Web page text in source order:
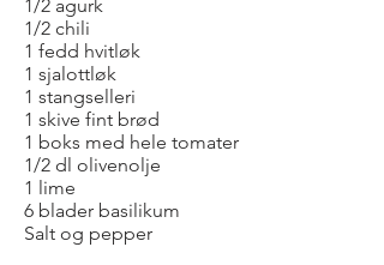
1/2 agurk
1/2 chili
1 fedd hvitløk
1 sjalottløk
1 stangselleri
1 skive fint brød
1 boks med hele tomater
1/2 dl olivenolje
1 lime
6 blader basilikum
Salt og pepper